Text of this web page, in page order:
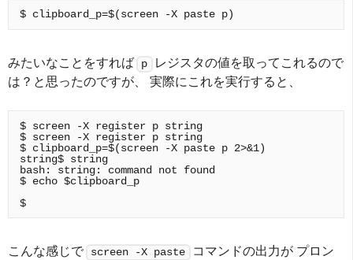
みたいなことをすれば p
レジスタの値を取ってこれるので
は？と思ったのですが、 実際にこれを実行すると、
$ screen -X register p string
$ screen -X register p string
$ clipboard_p=$(screen -X paste p 2>&1)
string$ string
bash: string: command not found
$ echo $clipboard_p
こんな感じで screen -X paste
コマンドの出力が プロン